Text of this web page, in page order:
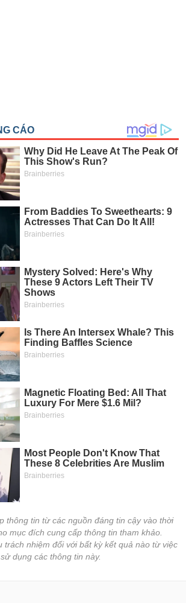
thông tin từ các nguồn đáng tin cậy vào thời
mục đích cung cấp thông tin tham khảo.
trách nhiệm đối với bất kỳ kết quả nào từ việc
sử dụng các thông tin này.
Chỉ số Chứng chỉ quỹ Chứng